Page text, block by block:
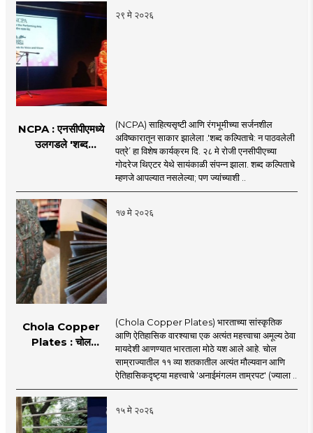
‘काव्यफुले’
कवितासंग्रहाचे प्रकाशन
२९ मे २०२६
NCPA : एनसीपीएमध्ये
उलगडले 'शब्द
(NCPA) साहित्यसृष्टी आणि रंगभूमीच्या सर्जनशील
अविष्कारातून साकार झालेला .'शब्द कल्पिताचे: न पाठवलेली
पत्रे’ हा विशेष कार्यक्रम दि. २८ मे रोजी एनसीपीएच्या
गोदरेज थिएटर येथे सायंकाळी संपन्न झाला. शब्द कल्पिताचे
म्हणजे आपल्यात नसलेल्या; पण ज्यांच्याशी ..
१७ मे २०२६
Chola Copper
Plates : चोल
परतणार!
(Chola Copper Plates) भारताच्या सांस्कृतिक
आणि ऐतिहासिक वारश्याचा एक अत्यंत महत्त्वाचा अमूल्य ठेवा
मायदेशी आणण्यात भारताला मोठे यश आले आहे. चोल
साम्राज्यातील ११ व्या शतकातील अत्यंत मौल्यवान आणि
ऐतिहासिकदृष्ट्या महत्त्वाचे 'अनाईमंगलम ताम्रपट' (ज्याला ..
१५ मे २०२६